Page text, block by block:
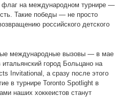
флаг на международном турнире —
Такие победы — не просто
российского детского
международные вызовы — в мае
город Больцано на
Invitational, а сразу после этого
в турнире Toronto Spotlight в
наших хоккеистов станут